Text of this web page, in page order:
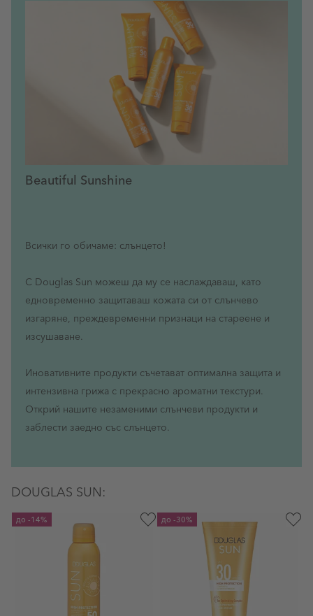
Beautiful Sunshine
Всички го обичаме: слънцето!
С Douglas Sun можеш да му се наслаждаваш, като
едновременно защитаваш кожата си от слънчево
изгаряне, преждевременни признаци на стареене и
изсушаване.
Иновативните продукти съчетават оптимална защита и
интензивна грижа с прекрасно ароматни текстури.
Открий нашите незаменими слънчеви продукти и
заблести заедно със слънцето.
DOUGLAS SUN:
до -14% до -30%